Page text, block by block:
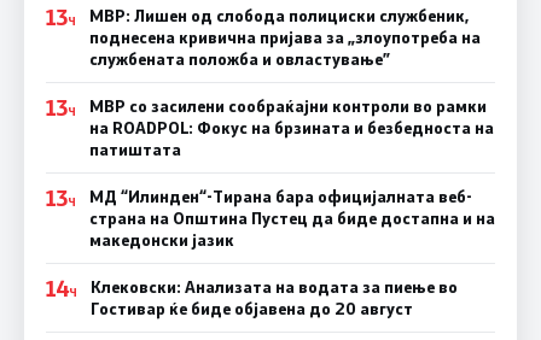
13Ч
МВР: Лишен од слобода полициски службеник,
поднесена кривична пријава за „злоупотреба на
службената положба и овластување”
13Ч
МВР со засилени сообраќајни контроли во рамки
на ROADPOL: Фокус на брзината и безбедноста на
патиштата
13Ч
МД “Илинден“-Тирана бара официјалната веб-
страна на Општина Пустец да биде достапна и на
македонски јазик
14Ч
Клековски: Анализата на водата за пиење во
Гостивар ќе биде објавена до 20 август